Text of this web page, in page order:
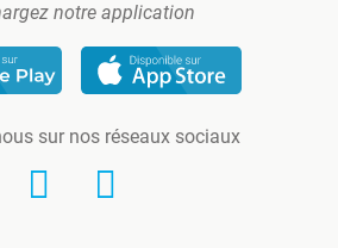
notre application
sur nos réseaux sociaux